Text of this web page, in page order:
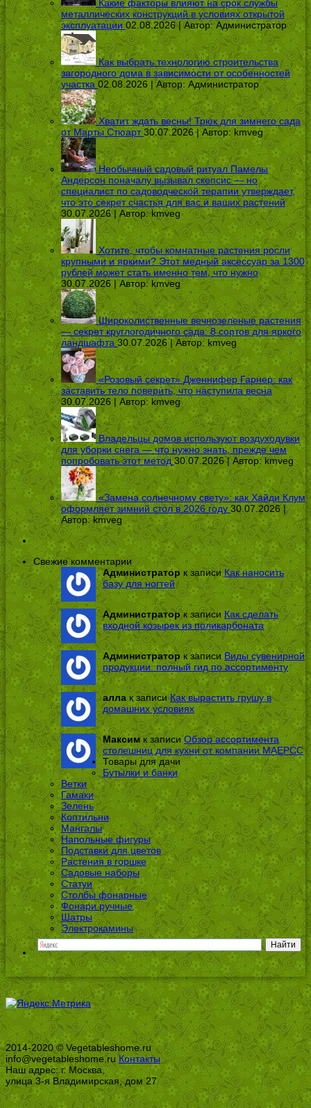
Какие факторы влияют на срок службы
металлических конструкций в условиях открытой
эксплуатации 02.08.2026 | Автор:Администратор
Как выбрать технологию строительства
загородного дома в зависимости от особенностей
участка 02.08.2026 | Автор:Администратор
Хватит ждать весны! Трюк для зимнего сада
от Марты Стюарт 30.07.2026 | Автор: kmveg
Необычный садовый ритуал Памелы
Андерсон поначалу вызывал скепсис — но
специалист по садоводческой терапии утверждает,
что это секрет счастья для вас и ваших растений
30.07.2026 | Автор:kmveg
Хотите, чтобы комнатные растения росли
крупными и яркими? Этот медный аксессуар за 1300
рублей может стать именно тем, что нужно
30.07.2026 | Автор: kmveg
Широколиственные вечнозеленые растения
— секрет круглогодичного сада: 8 сортов для яркого
ландшафта 30.07.2026 | Автор:kmveg
«Розовый секрет» Дженнифер Гарнер: как
заставить тело поверить, что наступила весна
30.07.2026 | Автор: kmveg
Владельцы домов используют воздуходувки
для уборки снега — что нужно знать, прежде чем
попробовать этот метод 30.07.2026 | Автор: kmveg
«Замена солнечному свету»: как Хайди Клум
оформляет зимний стол в 2026 году 30.07.2026 |
Автор:kmveg
Свежие комментарии
Администраторк записи Как наносить
базу для ногтей
Администраторк записи Как сделать
входной козырек из поликарбоната
Администраторк записи Виды сувенирной
продукции: полный гид по ассортименту
алла к записиКак вырастить грушу в
домашних условиях
Максимк записиОбзор ассортимента
столешниц для кухни от компании МАЕРСС
Товары для дачи
Бутылки и банки
Ветки
Гамаки
Зелень
Коптильни
Мангалы
Напольные фигуры
Подставки для цветов
Растения в горшке
Садовые наборы
Статуи
Столбы фонарные
Фонари ручные
Шатры
Электрокамины
2014-2020 © Vegetableshome.ru
info@vegetableshome.ruКонтакты
Наш адрес: г. Москва,
улица 3-я Владимирская, дом 27